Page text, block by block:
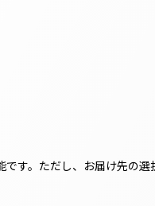
す。ただし、お届け先の